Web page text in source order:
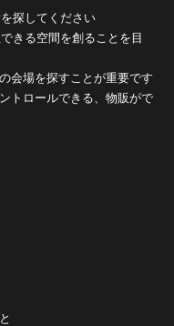
探してください
きる空間を創ることを目
会場を探すことが重要です
トロールできる、物販がで